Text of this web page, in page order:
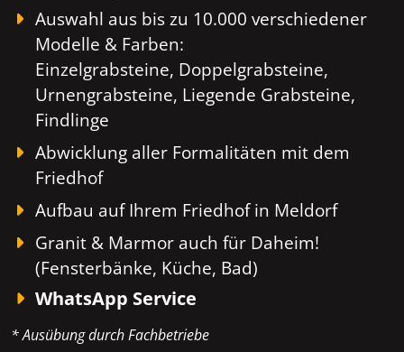
Auswahl aus bis zu 10.000 verschiedener
Modelle & Farben:
Einzelgrabsteine, Doppelgrabsteine,
Urnengrabsteine, Liegende Grabsteine,
Findlinge
Abwicklung aller Formalitäten mit dem
Friedhof
Aufbau auf Ihrem Friedhof in Meldorf
Granit & Marmor auch für Daheim!
(Fensterbänke, Küche, Bad)
WhatsApp Service
* Ausübung durch Fachbetriebe